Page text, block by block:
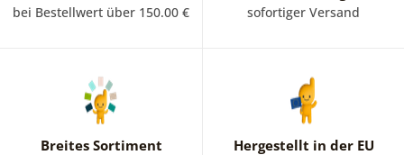
bei Bestellwert über 150.00 € sofortiger Versand
Breites Sortiment Hergestellt in der EU